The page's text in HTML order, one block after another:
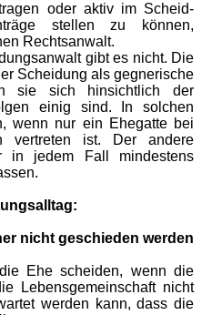
oder aktiv im Schei­d­
stellen zu können,
Rechtsanwalt.
gibt es nicht. Die
Scheidung als gegne­rische
sie sich hinsichtlich der
einig sind. In solchen
wenn nur ein Ehegatte bei
vertreten ist. Der andere
in jedem Fall mindestens
nicht geschieden werden
Ehe scheiden, wenn die
Lebensgemeinschaft nicht
werden kann, dass die